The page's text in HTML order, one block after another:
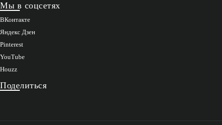
Мы в соцсетях
ВКонтакте
Яндекс Дзен
Pinterest
YouTube
Houzz
Поделиться